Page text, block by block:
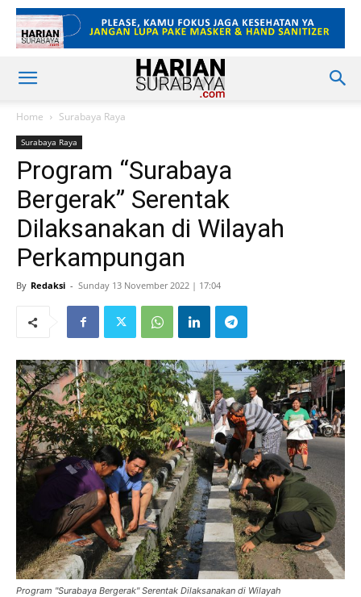
Home Surabaya Raya
Surabaya Raya
Program “Surabaya
Bergerak” Serentak
Dilaksanakan di Wilayah
Perkampungan
By Redaksi - Sunday 13 November 2022 | 17:04
Program "Surabaya Bergerak" Serentak Dilaksanakan di Wilayah